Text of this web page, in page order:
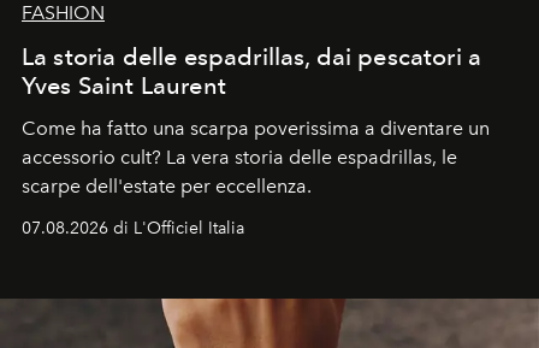
FASHION
La storia delle espadrillas, dai pescatori a
Yves Saint Laurent
Come ha fatto una scarpa poverissima a diventare un
accessorio cult? La vera storia delle espadrillas, le
scarpe dell'estate per eccellenza.
07.08.2026 di L'Officiel Italia